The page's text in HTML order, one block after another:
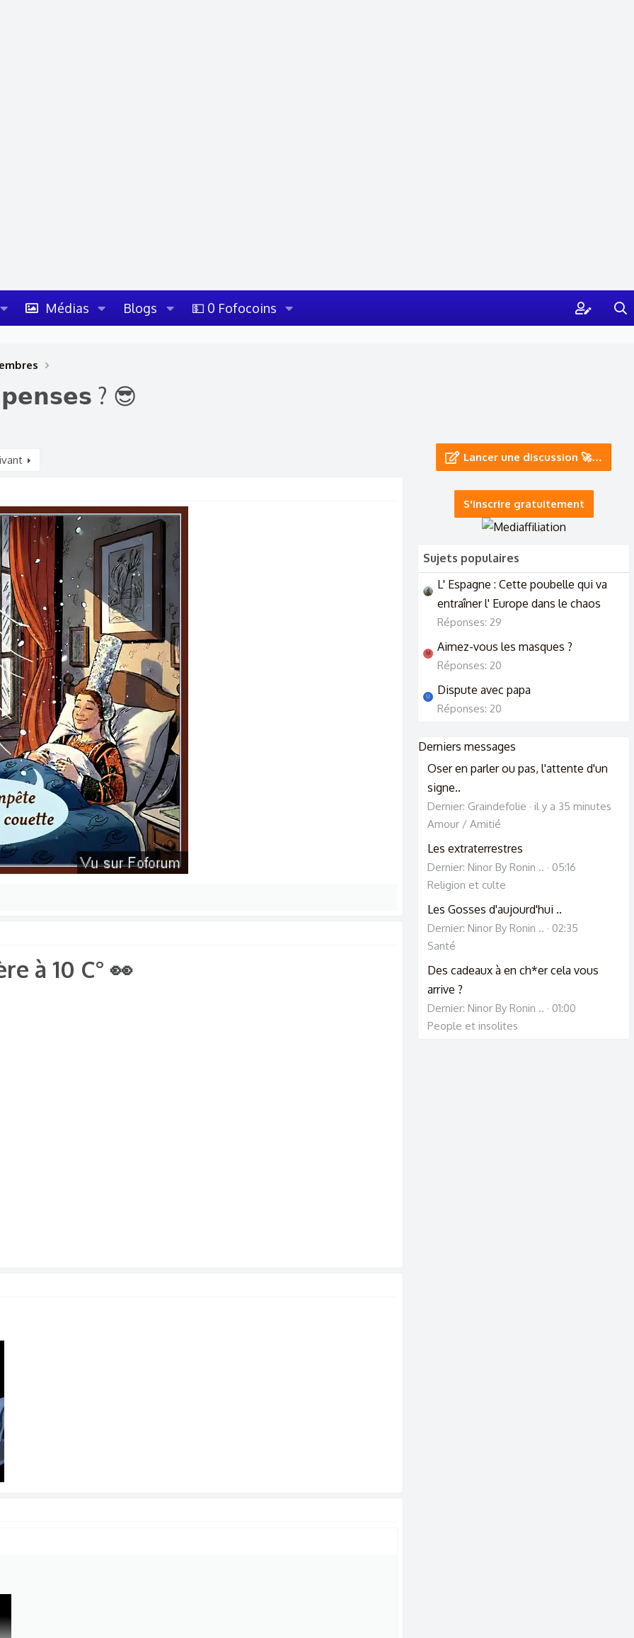
Médias Blogs 💵 0 Fofocoins
? 😎
à 10 C° 👀​
Lancer une discussion 🚀…
S'inscrire gratuitement
Sujets populaires
L' Espagne : Cette poubelle qui va
entraîner l' Europe dans le chaos
Réponses: 29
M Aimez-vous les masques ?
Réponses: 20
U Dispute avec papa
Réponses: 20
Derniers messages
Oser en parler ou pas, l'attente d'un
signe..
Dernier: Graindefolie
il y a 35 minutes
Amour / Amitié
Les extraterrestres
Dernier: Ninor By Ronin ..
05:16
Religion et culte
Les Gosses d'aujourd'hui ..
Dernier: Ninor By Ronin ..
02:35
Santé
Des cadeaux à en ch*er cela vous
arrive ?
Dernier: Ninor By Ronin ..
01:00
People et insolites